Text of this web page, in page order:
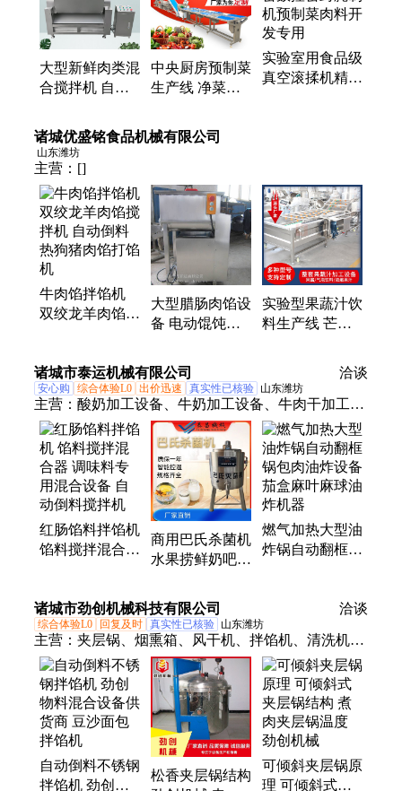
大型新鲜肉类混
合搅拌机 自动
肉菜腌制调味设
备厂家
中央厨房预制菜
生产线 净菜清
切割清洗风干包
装成套
实验室用食品级
真空滚揉机精密
诸城优盛铭食品机械有限公司
山东潍坊
主营： []
牛肉馅拌馅机
双绞龙羊肉馅搅
机
大型腊肠肉馅设
备 电动馄饨馅
料韭菜鸡蛋馅搅
拌机
实验型果蔬汁饮
料生产线 芒果
备 全自动易拉
罐灌装机
诸城市泰运机械有限公司 洽谈
安心购 综合体验L0 出价迅速 真实性已核验 山东潍坊
主营： 酸奶加工设备、牛奶加工设备、牛肉干加工设
备、拌馅机、香肠加工设备、丸子加工设备、酱腌菜
加工设备、净菜加工设备、果酱加工设备、预制菜加
工设备、卤肉加工设备、打浆机、鱼肉采肉机、灌肠
机、绞肉机、cip清洗机、烟熏炉、真空包装机、斩拌
机、夹层锅、甩水机、切肉机、盐水注射机、真空滚
揉机、杀菌罐
红肠馅料拌馅机
馅料搅拌混合器
搅拌机
商用巴氏杀菌机
水果捞鲜奶吧纯
源头厂家
燃气加热大型油
炸锅自动翻框锅
诸城市劲创机械科技有限公司 洽谈
综合体验L0 回复及时 真实性已核验 山东潍坊
主营： 夹层锅、烟熏箱、风干机、拌馅机、清洗机、
滚揉机、切丁机、搅拌机、油炸机、杀菌锅、斩拌
机、风干设备、搅拌炒锅、油炸锅、灌肠机
自动倒料不锈钢
拌馅机 劲创物
松香夹层锅结构
可倾斜夹层锅原
理 可倾斜式夹